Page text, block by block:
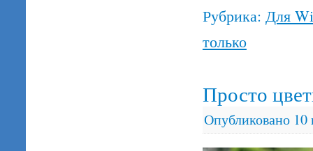
Рубрика: Для
только
Просто
Опубликовано 10